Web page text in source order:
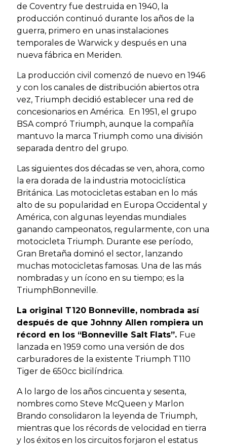
de Coventry fue destruida en 1940, la
producción continuó durante los años de la
guerra, primero en unas instalaciones
temporales de Warwick y después en una
nueva fábrica en Meriden.
La producción civil comenzó de nuevo en 1946
y con los canales de distribución abiertos otra
vez, Triumph decidió establecer una red de
concesionarios en América. En 1951, el grupo
BSA compró Triumph, aunque la compañía
mantuvo la marca Triumph como una división
separada dentro del grupo.
Las siguientes dos décadas se ven, ahora, como
la era dorada de la industria motociclística
Británica. Las motocicletas estaban en lo más
alto de su popularidad en Europa Occidental y
América, con algunas leyendas mundiales
ganando campeonatos, regularmente, con una
motocicleta Triumph. Durante ese período,
Gran Bretaña dominó el sector, lanzando
muchas motocicletas famosas. Una de las más
nombradas y un ícono en su tiempo; es la
TriumphBonneville.
La original T120 Bonneville, nombrada así
después de que Johnny Allen rompiera un
récord en los “Bonneville Salt Flats”. Fue
lanzada en 1959 como una versión de dos
carburadores de la existente Triumph T110
Tiger de 650cc bicilíndrica.
A lo largo de los años cincuenta y sesenta,
nombres como Steve McQueen y Marlon
Brando consolidaron la leyenda de Triumph,
mientras que los récords de velocidad en tierra
y los éxitos en los circuitos forjaron el estatus